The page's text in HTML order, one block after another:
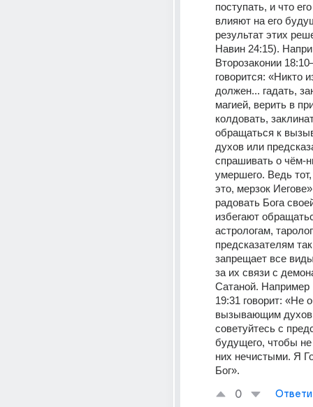
поступать, и что
влияют на его
результат этих
Навин 24:15).
Второзаконии
говорится: «Никто
должен... гадать,
магией, верить в
колдовать,
обращаться к
духов или
спрашивать о чём-
умершего. Ведь
это, мерзок
радовать Бога
избегают
астрологам,
предсказателям
запрещает все
за их связи с
Сатаной. Например
19:31 говорит: «Не
вызывающим духов
советуйтесь с
будущего, чтобы не
них нечистыми. Я
Бог».
0